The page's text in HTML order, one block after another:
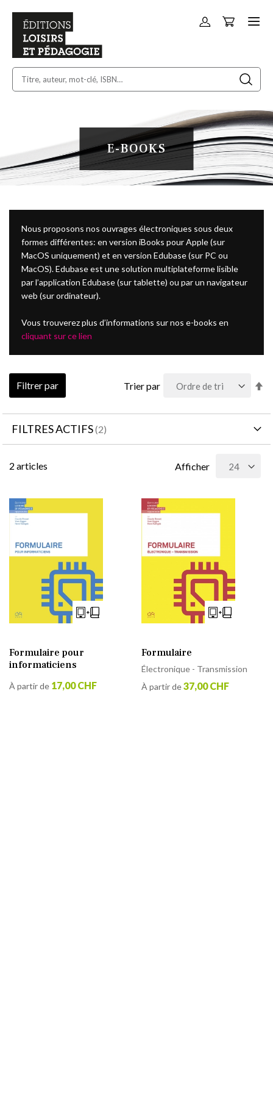
Allez
Panier
E-BOOKS
Nous proposons nos ouvrages électroniques sous deux
formes différentes: en version iBooks pour Apple (sur
MacOS uniquement) et en version Edubase (sur PC ou
MacOS). Edubase est une solution multiplateforme lisible
par l’application Edubase (sur tablette) ou par un navigateur
web (sur ordinateur).
Vous trouverez plus d’informations sur nos e-books en
cliquant sur ce lien
2 articles Afficher
Trier par
Formulaire pour
informaticiens
À partir de 17,00 CHF
Formulaire
Électronique - Transmission
À partir de37,00 CHF
Filtrer par
FILTRES ACTIFS